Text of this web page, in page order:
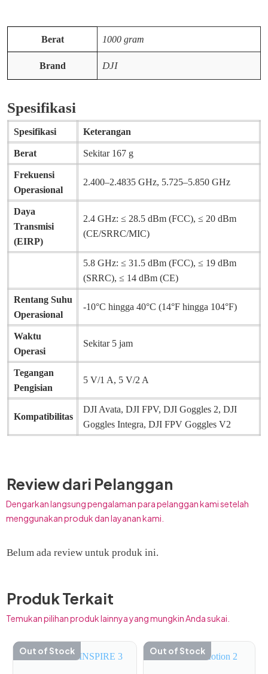
Berat 1000 gram
Brand DJI
Spesifikasi
Spesifikasi Keterangan
Berat Sekitar 167 g
Frekuensi
Operasional
2.400–2.4835 GHz, 5.725–5.850 GHz
Daya
Transmisi
(EIRP)
2.4 GHz: ≤ 28.5 dBm (FCC), ≤ 20 dBm
(CE/SRRC/MIC)
5.8 GHz: ≤ 31.5 dBm (FCC), ≤ 19 dBm
(SRRC), ≤ 14 dBm (CE)
Rentang Suhu
Operasional
-10°C hingga 40°C (14°F hingga 104°F)
Waktu
Operasi
Sekitar 5 jam
Tegangan
Pengisian
5 V/1 A, 5 V/2 A
Kompatibilitas
DJI Avata, DJI FPV, DJI Goggles 2, DJI
Goggles Integra, DJI FPV Goggles V2
Review dari Pelanggan
Dengarkan langsung pengalaman para pelanggan kami setelah
menggunakan produk dan layanan kami.
Belum ada review untuk produk ini.
Produk Terkait
Temukan pilihan produk lainnya yang mungkin Anda sukai.
Out of Stock Out of Stock